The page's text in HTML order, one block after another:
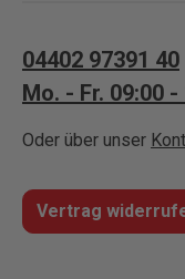
04402 97391 40
Mo. - Fr. 09:00 -
Oder über unser
Vertrag